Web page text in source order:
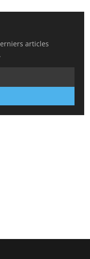
articles